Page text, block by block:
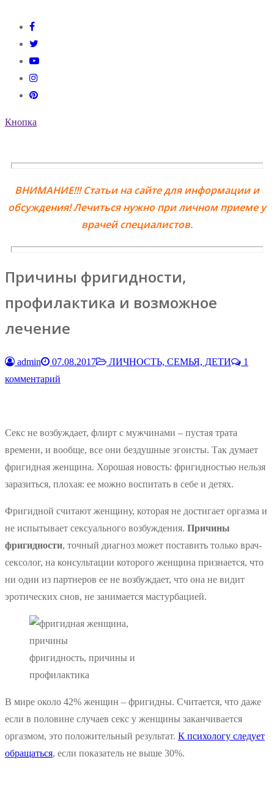
Кнопка
ВНИМАНИЕ!!! Статьи на сайте для информации и
обсуждения! Лечиться нужно при личном приеме у
врачей специалистов.
Причины фригидности,
профилактика и возможное
лечение
admin 07.08.2017 ЛИЧНОСТЬ, СЕМЬЯ, ДЕТИ
1
комментарий
Секс не возбуждает, флирт с мужчинами – пустая трата
времени, и вообще, все они бездушные эгоисты. Так думает
фригидная женщина. Хорошая новость: фригидностью нельзя
заразиться, плохая: ее можно воспитать в себе и детях.
Фригидной считают женщину, которая не достигает оргазма и
не испытывает сексуального возбуждения. Причины
фригидности, точный диагноз может поставить только врач-
сексолог, на консультации которого женщина признается, что
ни один из партнеров ее не возбуждает, что она не видит
эротических снов, не занимается мастурбацией.
фригидность, причины и
профилактика
В мире около 42% женщин – фригидны. Считается, что даже
если в половине случаев секс у женщины заканчивается
оргазмом, это положительный результат. К психологу следует
обращаться, если показатель не выше 30%.